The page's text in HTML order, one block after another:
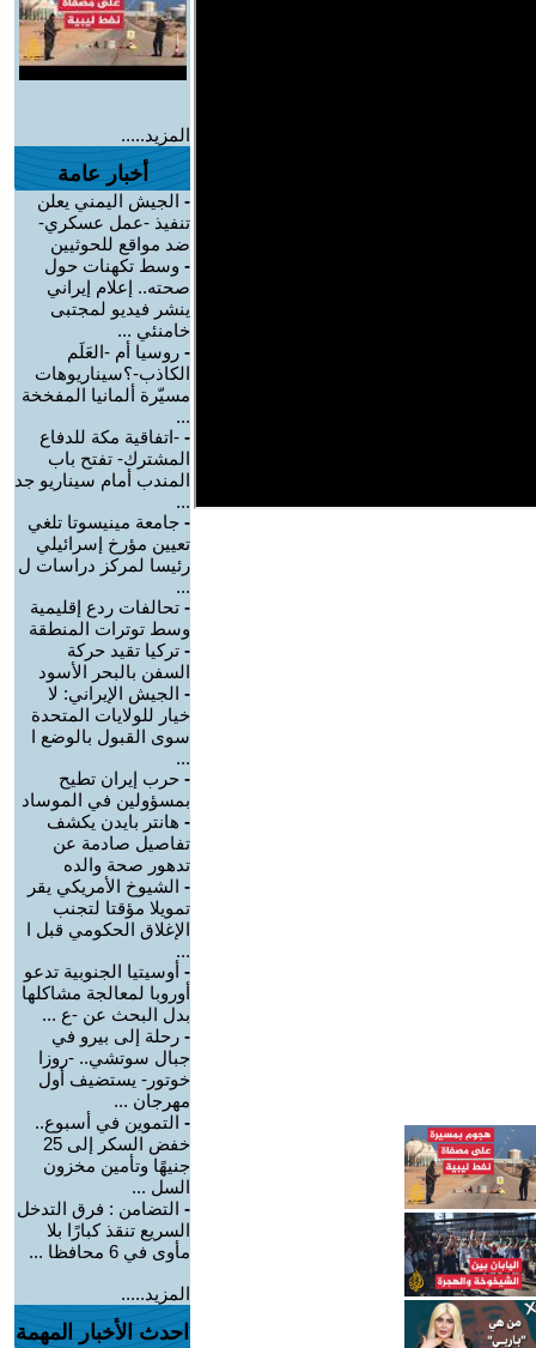
المزيد.....
أخبار عامة
- الجيش اليمني يعلن
تنفيذ -عمل عسكري-
ضد مواقع للحوثيين
- وسط تكهنات حول
صحته.. إعلام إيراني
ينشر فيديو لمجتبى
خامنئي ...
- روسيا أم -العَلَم
الكاذب-؟سيناريوهات
مسيّرة ألمانيا المفخخة
...
- -اتفاقية مكة للدفاع
المشترك- تفتح باب
المندب أمام سيناريو جد
...
- جامعة مينيسوتا تلغي
تعيين مؤرخ إسرائيلي
رئيسا لمركز دراسات ل
...
- تحالفات ردع إقليمية
وسط توترات المنطقة
- تركيا تقيد حركة
السفن بالبحر الأسود
- الجيش الإيراني: لا
خيار للولايات المتحدة
سوى القبول بالوضع ا
...
- حرب إيران تطيح
بمسؤولين في الموساد
- هانتر بايدن يكشف
تفاصيل صادمة عن
تدهور صحة والده
- الشيوخ الأمريكي يقر
تمويلا مؤقتا لتجنب
الإغلاق الحكومي قبل ا
...
- أوسيتيا الجنوبية تدعو
أوروبا لمعالجة مشاكلها
بدل البحث عن -ع ...
- رحلة إلى بيرو في
جبال سوتشي.. -روزا
خوتور- يستضيف أول
مهرجان ...
- التموين في أسبوع..
خفض السكر إلى 25
جنيهًا وتأمين مخزون
السل ...
- التضامن : فرق التدخل
السريع تنقذ كبارًا بلا
مأوى في 6 محافظا ...
المزيد.....
احدث الأخبار المهمة